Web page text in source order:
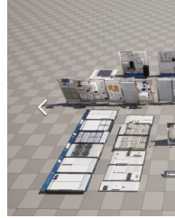
女性向け
アプリレビュー
その他
電ファミニコゲーマーとは？